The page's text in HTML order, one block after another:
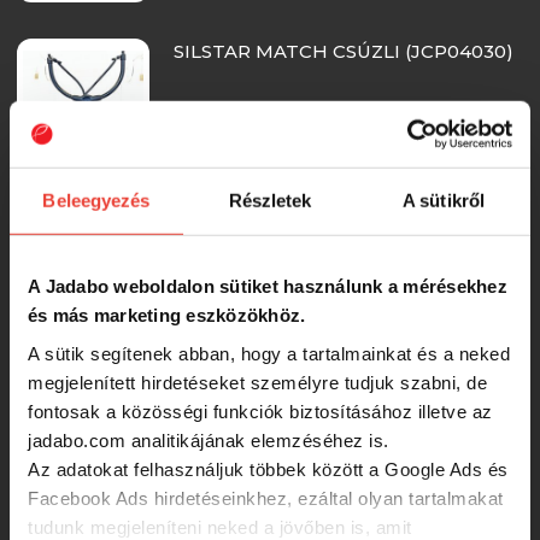
Beleegyezés Részletek A sütikről
A Jadabo weboldalon sütiket használunk a mérésekhez
és más marketing eszközökhöz.
A sütik segítenek abban, hogy a tartalmainkat és a neked
megjelenített hirdetéseket személyre tudjuk szabni, de
fontosak a közösségi funkciók biztosításához illetve az
jadabo.com analitikájának elemzéséhez is.
Az adatokat felhasználjuk többek között a Google Ads és
Facebook Ads hirdetéseinkhez, ezáltal olyan tartalmakat
tudunk megjeleníteni neked a jövőben is, amit
SILSTAR MATCH CSÚZLI (JCP04030)
1 518 Ft
Nevis Etetőcsúzli (6mm)
RRP: 2 290 Ft
1 910 Ft